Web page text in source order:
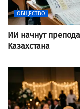
ОБЩЕСТВО
ИИ начнут
Казахстана